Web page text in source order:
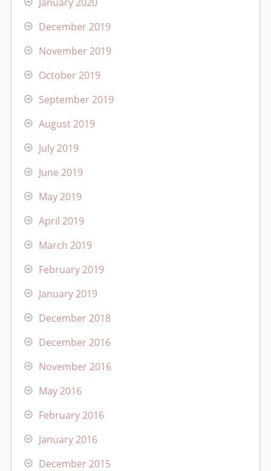
December 2019
November 2019
October 2019
September 2019
August 2019
July 2019
June 2019
May 2019
April 2019
March 2019
February 2019
January 2019
December 2018
December 2016
November 2016
May 2016
February 2016
January 2016
December 2015